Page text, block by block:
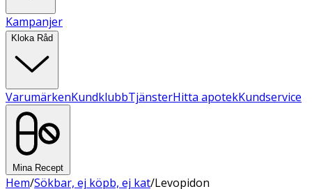
Kampanjer
Kloka Råd
VarumärkenKundklubbTjänsterHitta apotekKundservice
Mina Recept
Hem/Sökbar, ej köpb, ej kat/Levopidon